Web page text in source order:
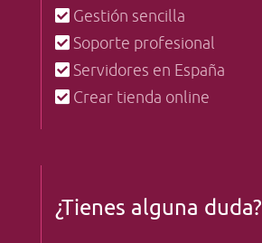
Gestión sencilla
Soporte profesional
Servidores en España
Crear tienda online
¿Tienes alguna duda?